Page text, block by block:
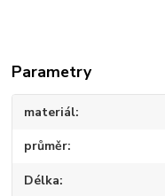
Parametry
materiál
průměr
Délka